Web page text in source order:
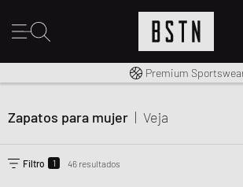
Envío gratuito a España desde
Premium
Zapatos para mujer | Veja
Filtro 1 46 resultados